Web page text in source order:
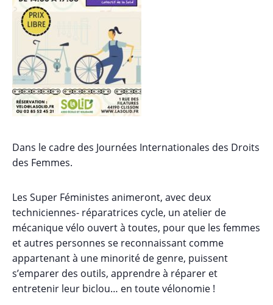
Dans le cadre des Journées Internationales des Droits
des Femmes.
Les Super Féministes animeront, avec deux
techniciennes- réparatrices cycle, un atelier de
mécanique vélo ouvert à toutes, pour que les femmes
et autres personnes se reconnaissant comme
appartenant à une minorité de genre, puissent
s’emparer des outils, apprendre à réparer et
entretenir leur biclou… en toute vélonomie !